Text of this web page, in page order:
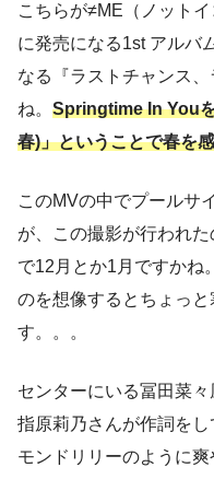
こちらが≠ME（ノット
に発売になる1st アルバ
なる『ラストチャンス
ね。 Springtime In You
春)」ということで春を
このMVの中でプールサ
が、この撮影が行われ
で12月とか1月ですかね
のを想像するとちょっ
す。。。
センターにいる冨田菜々
指原莉乃さんが作詞を
モンドリリーのように